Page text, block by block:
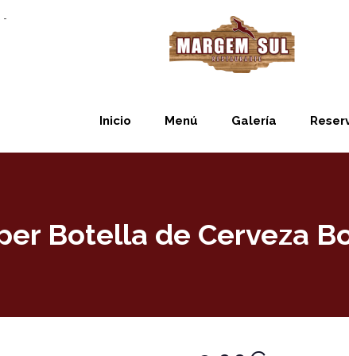
-
Inicio Menú Galería
Botella de Cerveza